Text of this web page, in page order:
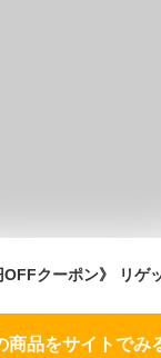
商品をサイトでみ